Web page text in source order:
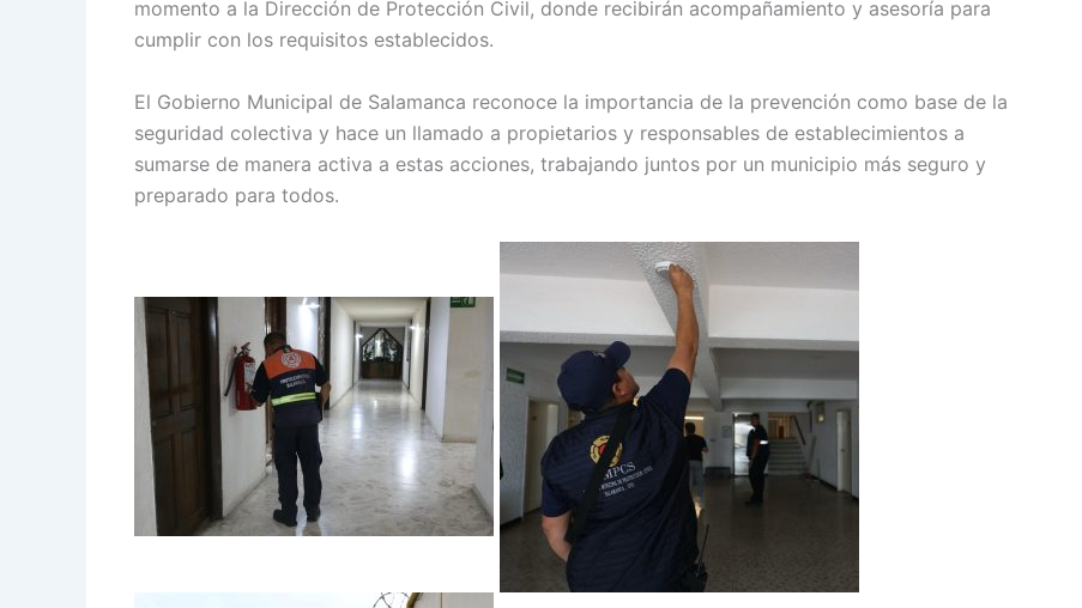
momento a la Dirección de Protección Civil, donde recibirán acompañamiento y asesoría para
cumplir con los requisitos establecidos.
El Gobierno Municipal de Salamanca reconoce la importancia de la prevención como base de la
seguridad colectiva y hace un llamado a propietarios y responsables de establecimientos a
sumarse de manera activa a estas acciones, trabajando juntos por un municipio más seguro y
preparado para todos.